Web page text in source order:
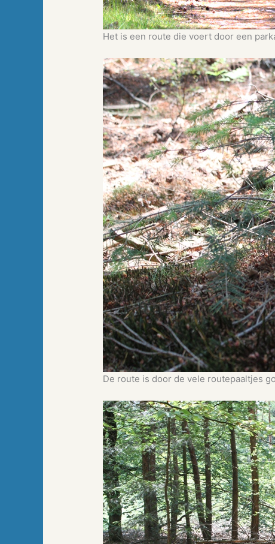
Het is een route die voert door een
De route is door de vele routepaaltjes